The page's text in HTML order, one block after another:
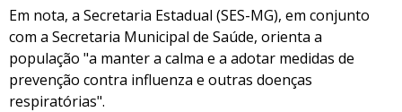
Em nota, a Secretaria Estadual (SES-MG), em conjunto
com a Secretaria Municipal de Saúde, orienta a
população "a manter a calma e a adotar medidas de
prevenção contra influenza e outras doenças
respiratórias".